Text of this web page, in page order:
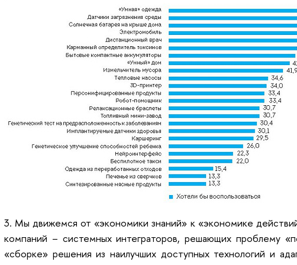
3. Мы движемся от «экономики знаний» к «экономике
компаний – системных интеграторов, решающих проблему
«сборке» решения из наилучших доступных технологий и